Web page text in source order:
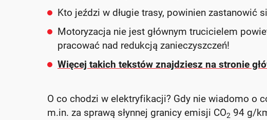
Kto jeździ w długie trasy, powinien zastanowić
Motoryzacja nie jest głównym trucicielem
pracować nad redukcją zanieczyszczeń!
Więcej takich tekstów znajdziesz na stronie
O co chodzi w elektryfikacji? Gdy nie wiadomo o
m.in. za sprawą słynnej granicy emisji CO2 94 g/